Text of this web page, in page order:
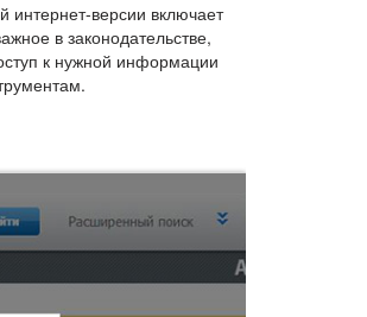
интернет-версии включает
в законодательстве,
к нужной информации